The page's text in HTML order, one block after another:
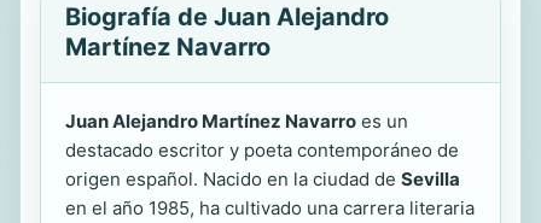
Biografía de Juan Alejandro
Martínez Navarro
Juan Alejandro Martínez Navarro es un
destacado escritor y poeta contemporáneo de
origen español. Nacido en la ciudad de Sevilla
en el año 1985, ha cultivado una carrera literaria